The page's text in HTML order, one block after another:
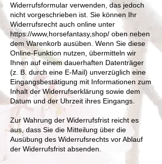
Widerrufsformular verwenden, das jedoch
nicht vorgeschrieben ist. Sie können Ihr
Widerrufsrecht auch online unter
https://www,horsefantasy,shop/ oben neben
dem Warenkorb ausüben. Wenn Sie diese
Online-Funktion nutzen, übermitteln wir
Ihnen auf einem dauerhaften Datenträger
(z. B. durch eine E-Mail) unverzüglich eine
Eingangsbestätigung mit Informationen zum
Inhalt der Widerrufserklärung sowie dem
Datum und der Uhrzeit ihres Eingangs.
Zur Wahrung der Widerrufsfrist reicht es
aus, dass Sie die Mitteilung über die
Ausübung des Widerrufsrechts vor Ablauf
der Widerrufsfrist absenden.